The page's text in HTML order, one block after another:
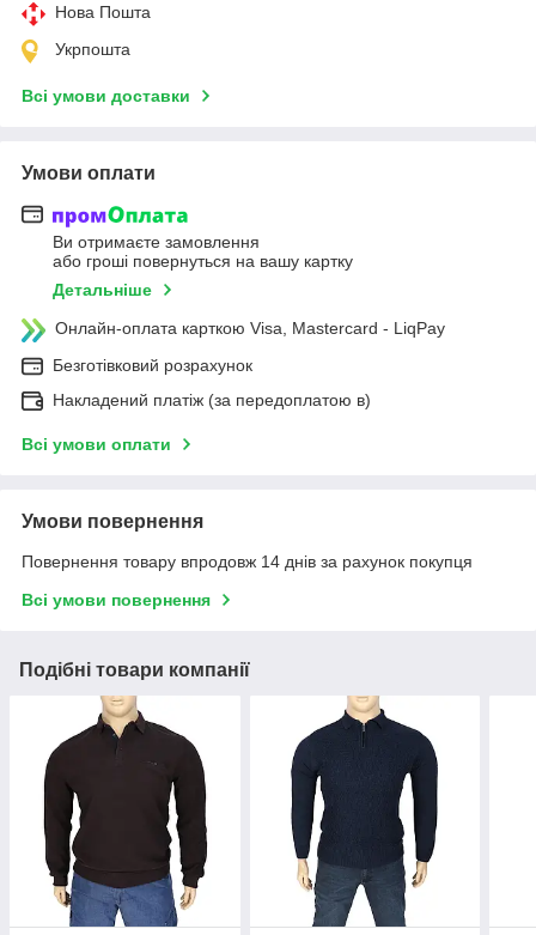
Нова Пошта
Укрпошта
Всі умови доставки
Умови оплати
Ви отримаєте замовлення
або гроші повернуться на вашу картку
Детальніше
Онлайн-оплата карткою Visa, Mastercard - LiqPay
Безготівковий розрахунок
Накладений платіж (за передоплатою в)
Всі умови оплати
Умови повернення
Повернення товару впродовж 14 днів за рахунок покупця
Всі умови повернення
Подібні товари компанії